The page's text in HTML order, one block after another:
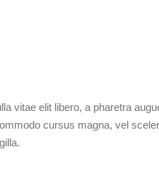
vitae elit libero, a pharetra
cursus magna, vel